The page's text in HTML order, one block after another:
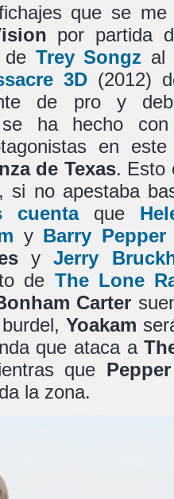
que se
por partida
de Trey Songz al
3D(2012)
de pro y
se ha hecho
en
de Texas. Esto
si no apestaba
cuentaque
y Barry
yJerry
de The Lone
Carter
Yoakam
que ataca a
que Pepper
la zona.